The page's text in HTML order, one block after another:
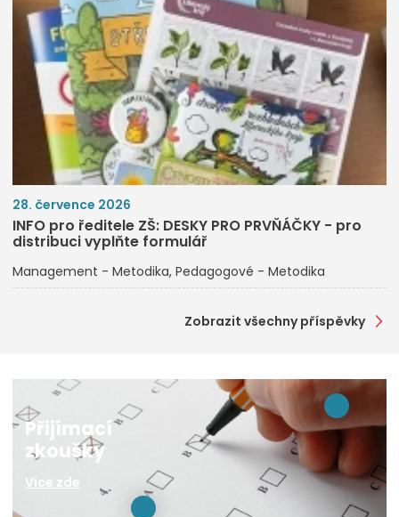
28. července 2026
INFO pro ředitele ZŠ: DESKY PRO PRVŇÁČKY - pro
distribuci vyplňte formulář
Management - Metodika Pedagogové - Metodika
Zobrazit všechny příspěvky
Přijímací
zkoušky
Více zde